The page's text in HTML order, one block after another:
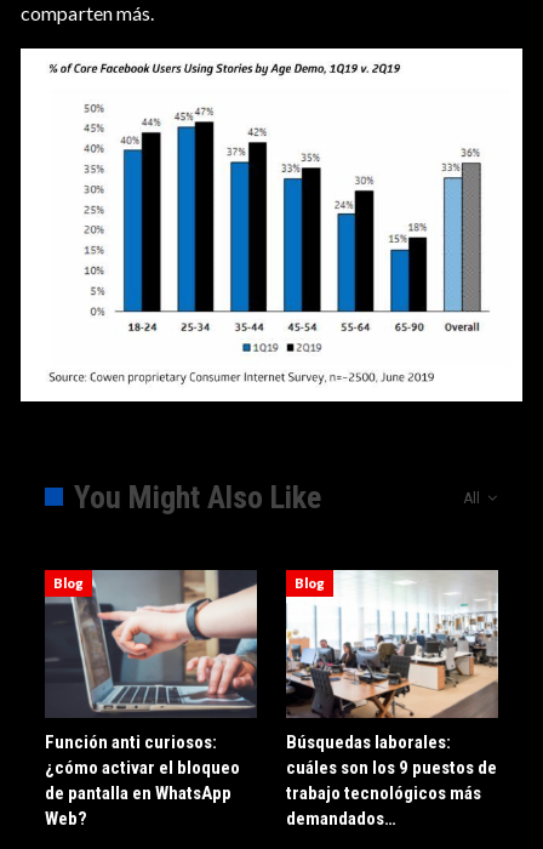
comparten más.
All
You Might Also Like
Blog
Función anti curiosos:
¿cómo activar el bloqueo
de pantalla en WhatsApp
Web?
Blog
Búsquedas laborales:
cuáles son los 9 puestos de
trabajo tecnológicos más
demandados…